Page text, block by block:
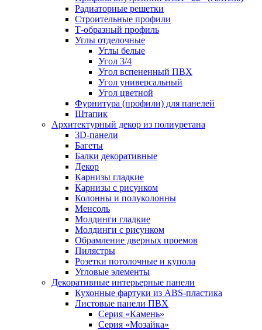
Радиаторные решетки
Строительные профили
Т-образный профиль
Углы отделочные
Углы белые
Угол 3/4
Угол вспененный ПВХ
Угол универсальный
Угол цветной
Фурнитура (профили) для панелей
Штапик
Архитектурный декор из полиуретана
3D-панели
Багеты
Балки декоративные
Декор
Карнизы гладкие
Карнизы с рисунком
Колонны и полуколонны
Менсоль
Молдинги гладкие
Молдинги с рисунком
Обрамление дверных проемов
Пилястры
Розетки потолочные и купола
Угловые элементы
Декоративные интерьерные панели
Кухонные фартуки из ABS-пластика
Листовые панели ПВХ
Серия «Камень»
Серия «Мозайка»